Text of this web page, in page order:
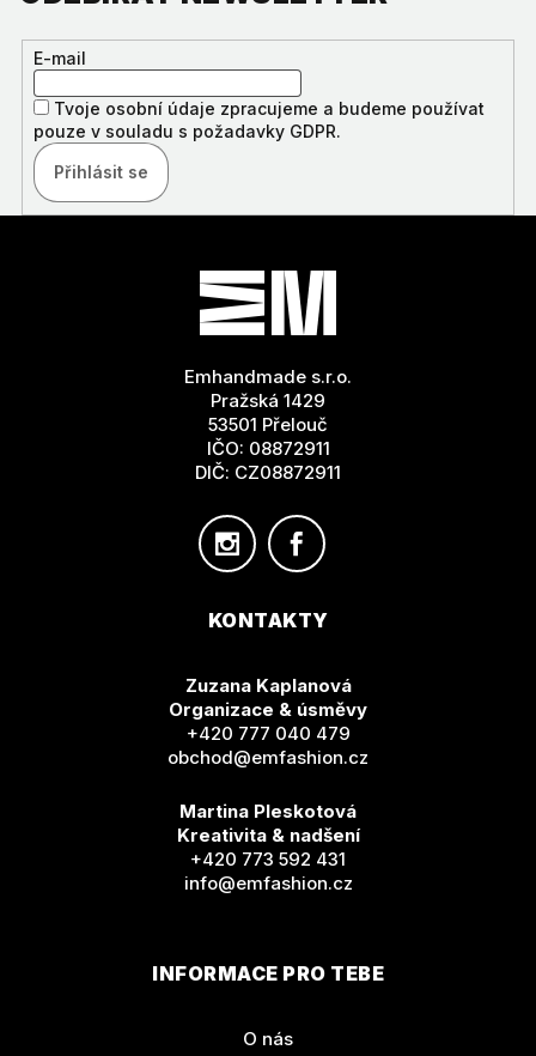
E-mail
Tvoje osobní údaje zpracujeme a budeme používat
pouze v souladu s požadavky GDPR.
Přihlásit se
Emhandmade s.r.o.
Pražská 1429
53501 Přelouč
IČO: 08872911
DIČ: CZ08872911
KONTAKTY
Zuzana Kaplanová
Organizace & úsměvy
+420 777 040 479
obchod@emfashion.cz
Martina Pleskotová
Kreativita & nadšení
+420 773 592 431
info@emfashion.cz
INFORMACE PRO TEBE
O nás